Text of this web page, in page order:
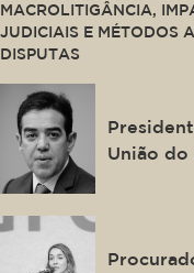
MACROLITIGÂNCIA,
JUDICIAIS E MÉTODOS
DISPUTAS
União do